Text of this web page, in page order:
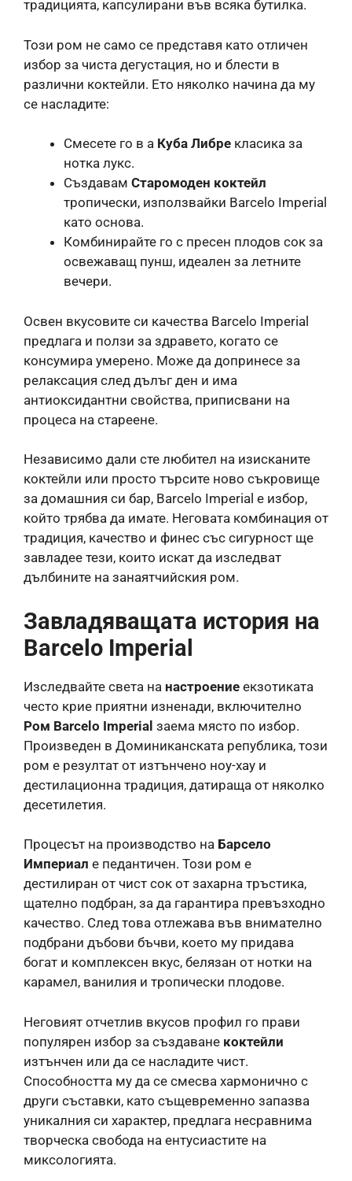
традицията, капсулирани във всяка бутилка.
Този ром не само се представя като отличен
избор за чиста дегустация, но и блести в
различни коктейли. Ето няколко начина да му
се насладите:
Смесете го в a Куба Либре класика за
нотка лукс.
Създавам Старомоден коктейл
тропически, използвайки Barcelo Imperial
като основа.
Комбинирайте го с пресен плодов сок за
освежаващ пунш, идеален за летните
вечери.
Освен вкусовите си качества Barcelo Imperial
предлага и ползи за здравето, когато се
консумира умерено. Може да допринесе за
релаксация след дълъг ден и има
антиоксидантни свойства, приписвани на
процеса на стареене.
Независимо дали сте любител на изисканите
коктейли или просто търсите ново съкровище
за домашния си бар, Barcelo Imperial е избор,
който трябва да имате. Неговата комбинация от
традиция, качество и финес със сигурност ще
завладее тези, които искат да изследват
дълбините на занаятчийския ром.
Завладяващата история на
Barcelo Imperial
Изследвайте света на настроение екзотиката
често крие приятни изненади, включително
Ром Barcelo Imperial заема място по избор.
Произведен в Доминиканската република, този
ром е резултат от изтънчено ноу-хау и
дестилационна традиция, датираща от няколко
десетилетия.
Процесът на производство на Барсело
Империал е педантичен. Този ром е
дестилиран от чист сок от захарна тръстика,
щателно подбран, за да гарантира превъзходно
качество. След това отлежава във внимателно
подбрани дъбови бъчви, което му придава
богат и комплексен вкус, белязан от нотки на
карамел, ванилия и тропически плодове.
Неговият отчетлив вкусов профил го прави
популярен избор за създаване коктейли
изтънчен или да се насладите чист.
Способността му да се смесва хармонично с
други съставки, като същевременно запазва
уникалния си характер, предлага несравнима
творческа свобода на ентусиастите на
миксологията.